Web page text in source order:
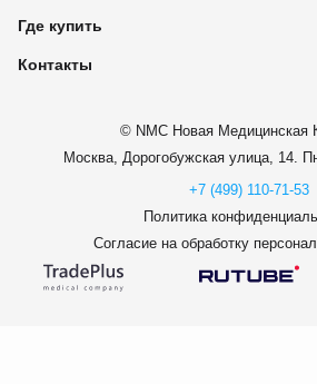
Где купить
Контакты
© NMC Новая Медицинская
Москва, Дорогобужская улица, 14.
+7 (499) 110-71-53
Политика
Согласие на обработку